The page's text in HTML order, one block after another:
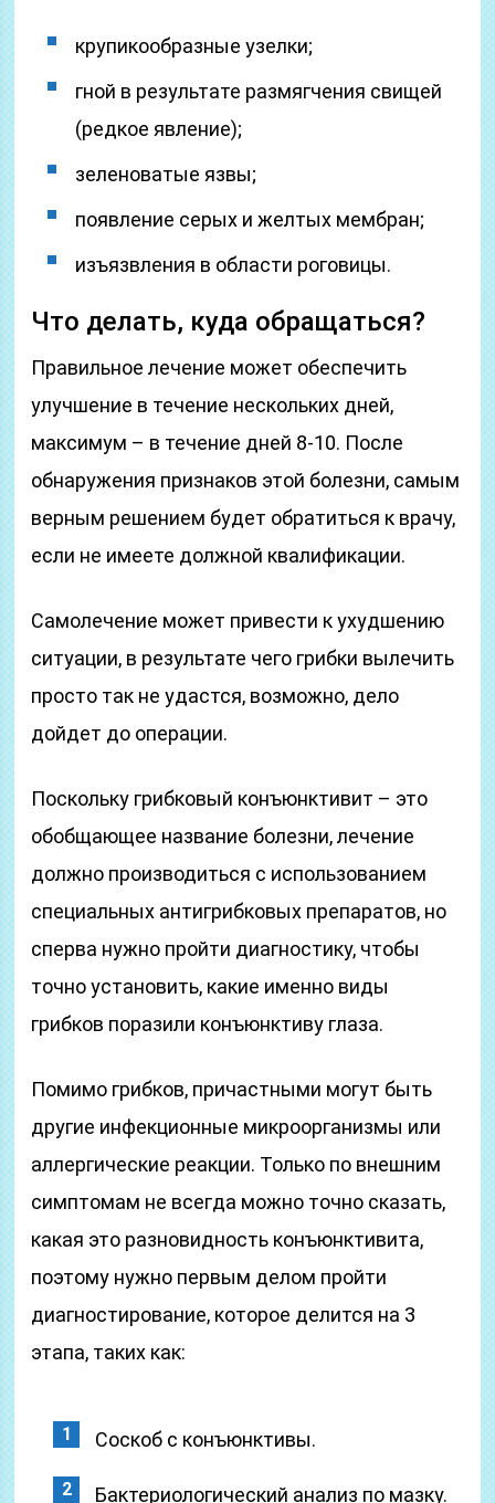
крупикообразные узелки;
гной в результате размягчения свищей
(редкое явление);
зеленоватые язвы;
появление серых и желтых мембран;
изъязвления в области роговицы.
Что делать, куда обращаться?
Правильное лечение может обеспечить
улучшение в течение нескольких дней,
максимум – в течение дней 8-10. После
обнаружения признаков этой болезни, самым
верным решением будет обратиться к врачу,
если не имеете должной квалификации.
Самолечение может привести к ухудшению
ситуации, в результате чего грибки вылечить
просто так не удастся, возможно, дело
дойдет до операции.
Поскольку грибковый конъюнктивит – это
обобщающее название болезни, лечение
должно производиться с использованием
специальных антигрибковых препаратов, но
сперва нужно пройти диагностику, чтобы
точно установить, какие именно виды
грибков поразили конъюнктиву глаза.
Помимо грибков, причастными могут быть
другие инфекционные микроорганизмы или
аллергические реакции. Только по внешним
симптомам не всегда можно точно сказать,
какая это разновидность конъюнктивита,
поэтому нужно первым делом пройти
диагностирование, которое делится на 3
этапа, таких как:
Соскоб с конъюнктивы.
Бактериологический анализ по мазку.